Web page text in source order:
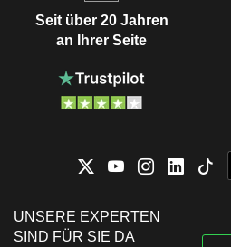
Seit über 20 Jahren
an Ihrer Seite
UNSERE EXPERTEN
SIND FÜR SIE DA